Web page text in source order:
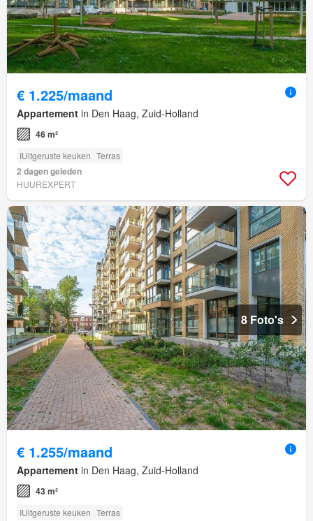
€ 1.225/maand
Appartement in Den Haag, Zuid-Holland
46 m²
IUitgeruste keuken Terras
2 dagen geleden
HUUREXPERT
8 Foto's
€ 1.255/maand
Appartement in Den Haag, Zuid-Holland
43 m²
IUitgeruste keuken Terras